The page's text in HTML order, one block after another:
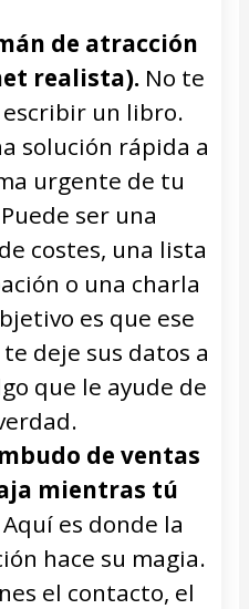
de atracción
realista). No te
un libro.
solución rápida a
urgente de tu
ser una
costes, una lista
o una charla
es que ese
deje sus datos a
que le ayude de
de ventas
mientras tú
es donde la
hace su magia.
el contacto, el